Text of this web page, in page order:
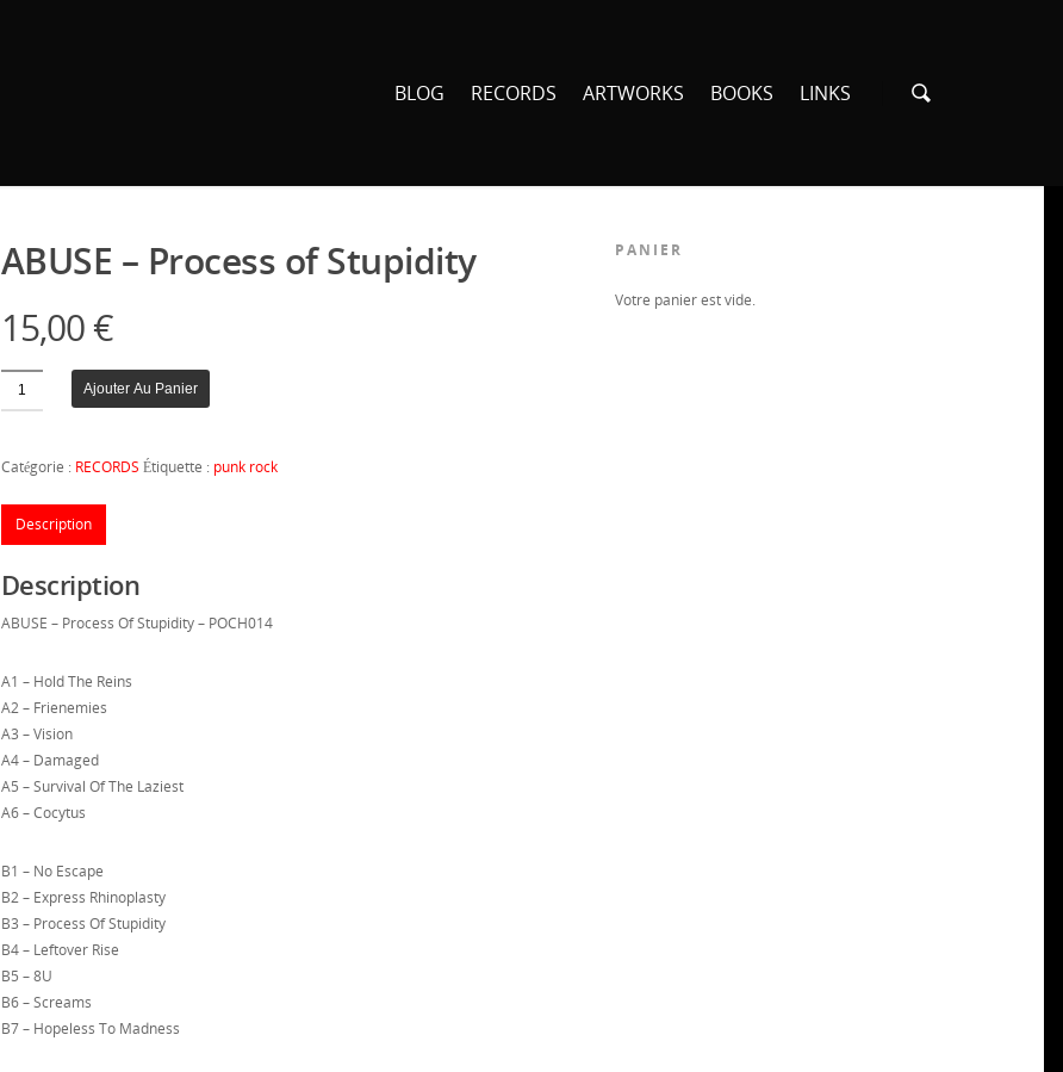
BLOG RECORDS ARTWORKS BOOKS LINKS
ABUSE – Process of Stupidity
15,00€
Quantité Ajouter Au Panier
Catégorie : RECORDS Étiquette : punk rock
Description
Description
ABUSE – Process Of Stupidity – POCH014
A1 – Hold The Reins
A2 – Frienemies
A3 – Vision
A4 – Damaged
A5 – Survival Of The Laziest
A6 – Cocytus
B1 – No Escape
B2 – Express Rhinoplasty
B3 – Process Of Stupidity
B4 – Leftover Rise
B5 – 8U
B6 – Screams
B7 – Hopeless To Madness
PANIER
Votre panier est vide.